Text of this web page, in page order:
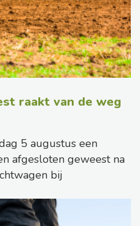
raakt van de weg
5 augustus een
afgesloten geweest na
bij